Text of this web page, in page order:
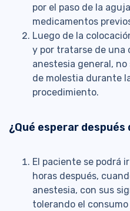
por el paso de la
medicamentos
Luego de la
y por tratarse de una
anestesia general,
de molestia durante
procedimiento.
¿Qué esperar
El paciente se podrá
horas después,
anestesia, con sus
tolerando el